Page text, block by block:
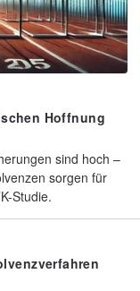
Hoffnung
sind hoch –
sorgen für
Studie.